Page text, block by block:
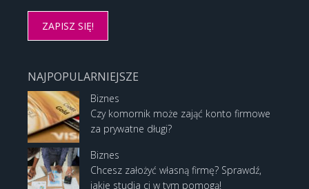
NAJPOPULARNIEJSZE
Biznes
Czy komornik może zająć konto firmowe
za prywatne długi?
Biznes
Chcesz założyć własną firmę? Sprawdź,
jakie studia ci w tym pomogą!